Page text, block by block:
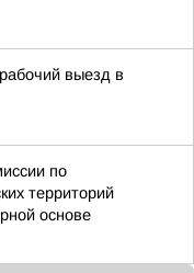
выезд в
по
территорий
основе